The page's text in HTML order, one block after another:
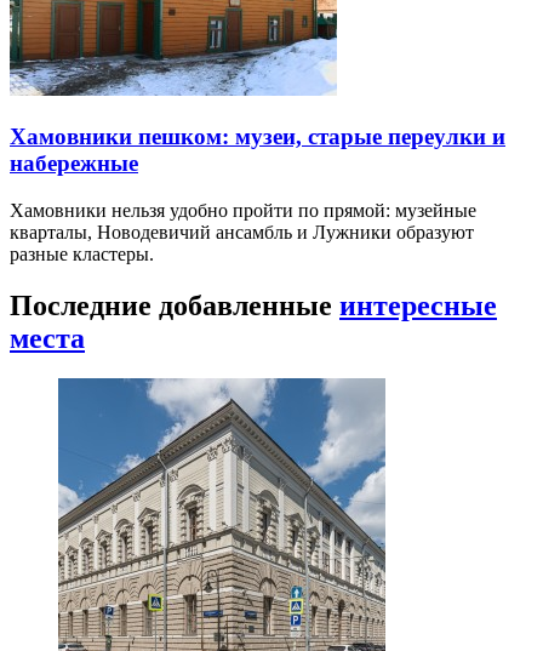
Хамовники пешком: музеи, старые переулки и
набережные
Хамовники нельзя удобно пройти по прямой: музейные
кварталы, Новодевичий ансамбль и Лужники образуют
разные кластеры.
Последние добавленные интересные
места